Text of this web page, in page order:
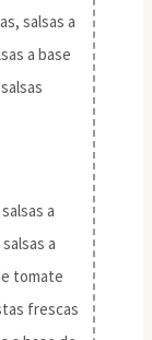
salsas a
a base
a
a
tomate
frescas